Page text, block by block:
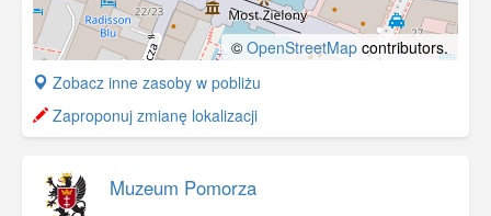
© OpenStreetMap contributors.
+
−
Zobacz inne zasoby w pobliżu
Zaproponuj zmianę lokalizacji
Muzeum Pomorza